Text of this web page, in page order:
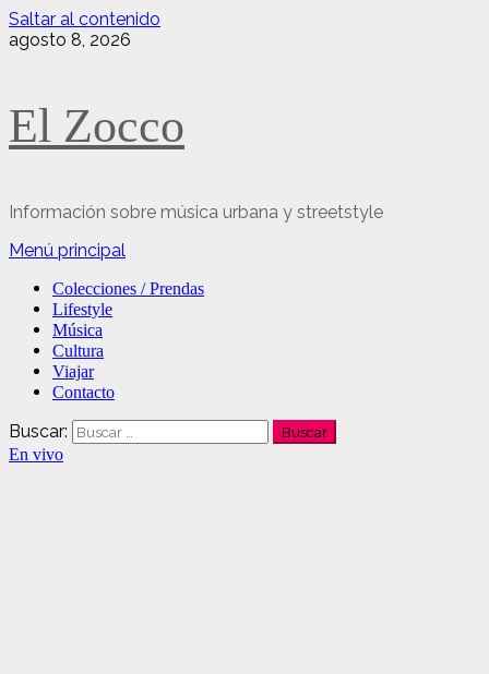
Saltar al contenido
agosto 8, 2026
El Zocco
Información sobre música urbana y streetstyle
Menú principal
Colecciones / Prendas
Lifestyle
Música
Cultura
Viajar
Contacto
Buscar:
En vivo